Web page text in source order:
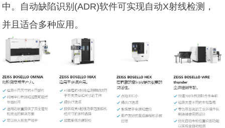
中。自动缺陷识别(ADR)软件可实现自动X射线检测，
并且适合多种应用。